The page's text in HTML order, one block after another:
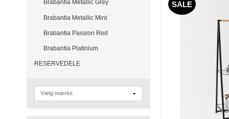
Brabantia Metallic Grey
Brabantia Metallic Mint
Brabantia Passion Red
Brabantia Platinium
RESERVEDELE
SALE